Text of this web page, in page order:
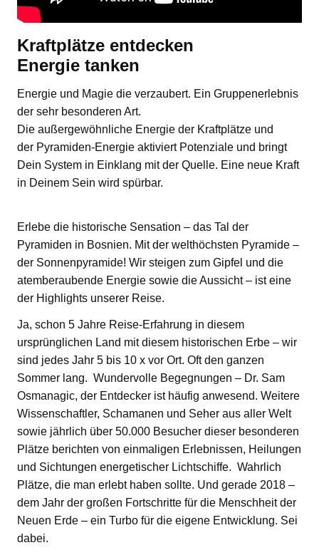
Kraftplätze entdecken
Energie tanken
Energie und Magie die verzaubert. Ein Gruppenerlebnis
der sehr besonderen Art.
Die außergewöhnliche Energie der Kraftplätze und
der Pyramiden-Energie aktiviert Potenziale und bringt
Dein System in Einklang mit der Quelle. Eine neue Kraft
in Deinem Sein wird spürbar.
Erlebe die historische Sensation – das Tal der
Pyramiden in Bosnien. Mit der welthöchsten Pyramide –
der Sonnenpyramide! Wir steigen zum Gipfel und die
atemberaubende Energie sowie die Aussicht – ist eine
der Highlights unserer Reise.
Ja, schon 5 Jahre Reise-Erfahrung in diesem
ursprünglichen Land mit diesem historischen Erbe – wir
sind jedes Jahr 5 bis 10 x vor Ort. Oft den ganzen
Sommer lang. Wundervolle Begegnungen – Dr. Sam
Osmanagic, der Entdecker ist häufig anwesend. Weitere
Wissenschaftler, Schamanen und Seher aus aller Welt
sowie jährlich über 50.000 Besucher dieser besonderen
Plätze berichten von einmaligen Erlebnissen, Heilungen
und Sichtungen energetischer Lichtschiffe. Wahrlich
Plätze, die man erlebt haben sollte. Und gerade 2018 –
dem Jahr der großen Fortschritte für die Menschheit der
Neuen Erde – ein Turbo für die eigene Entwicklung. Sei
dabei.